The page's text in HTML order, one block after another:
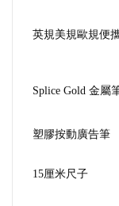
英規美規歐規便
Splice Gold 金屬
塑膠按動廣告筆
15厘米尺子